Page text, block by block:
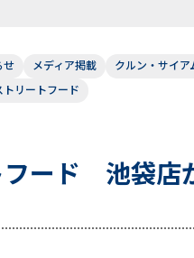
せ メディア掲載 クルン・サイア
トリートフード
ード 池袋店